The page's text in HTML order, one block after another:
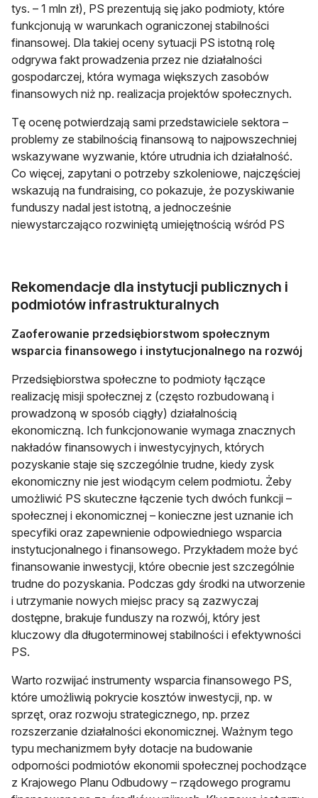
tys. – 1 mln zł), PS prezentują się jako podmioty, które
funkcjonują w warunkach ograniczonej stabilności
finansowej. Dla takiej oceny sytuacji PS istotną rolę
odgrywa fakt prowadzenia przez nie działalności
gospodarczej, która wymaga większych zasobów
finansowych niż np. realizacja projektów społecznych.
Tę ocenę potwierdzają sami przedstawiciele sektora –
problemy ze stabilnością finansową to najpowszechniej
wskazywane wyzwanie, które utrudnia ich działalność.
Co więcej, zapytani o potrzeby szkoleniowe, najczęściej
wskazują na fundraising, co pokazuje, że pozyskiwanie
funduszy nadal jest istotną, a jednocześnie
niewystarczająco rozwiniętą umiejętnością wśród PS
Rekomendacje dla instytucji publicznych i
podmiotów infrastrukturalnych
Zaoferowanie przedsiębiorstwom społecznym
wsparcia finansowego i instytucjonalnego na rozwój
Przedsiębiorstwa społeczne to podmioty łączące
realizację misji społecznej z (często rozbudowaną i
prowadzoną w sposób ciągły) działalnością
ekonomiczną. Ich funkcjonowanie wymaga znacznych
nakładów finansowych i inwestycyjnych, których
pozyskanie staje się szczególnie trudne, kiedy zysk
ekonomiczny nie jest wiodącym celem podmiotu. Żeby
umożliwić PS skuteczne łączenie tych dwóch funkcji –
społecznej i ekonomicznej – konieczne jest uznanie ich
specyfiki oraz zapewnienie odpowiedniego wsparcia
instytucjonalnego i finansowego. Przykładem może być
finansowanie inwestycji, które obecnie jest szczególnie
trudne do pozyskania. Podczas gdy środki na utworzenie
i utrzymanie nowych miejsc pracy są zazwyczaj
dostępne, brakuje funduszy na rozwój, który jest
kluczowy dla długoterminowej stabilności i efektywności
PS.
Warto rozwijać instrumenty wsparcia finansowego PS,
które umożliwią pokrycie kosztów inwestycji, np. w
sprzęt, oraz rozwoju strategicznego, np. przez
rozszerzanie działalności ekonomicznej. Ważnym tego
typu mechanizmem były dotacje na budowanie
odporności podmiotów ekonomii społecznej pochodzące
z Krajowego Planu Odbudowy – rządowego programu